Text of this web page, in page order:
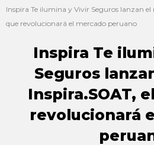
Inspira Te ilumina y Vivir Seguros lanzan el
que revolucionará el mercado peruano
Inspira Te
Seguros
Inspira.SOAT,
revolucionará